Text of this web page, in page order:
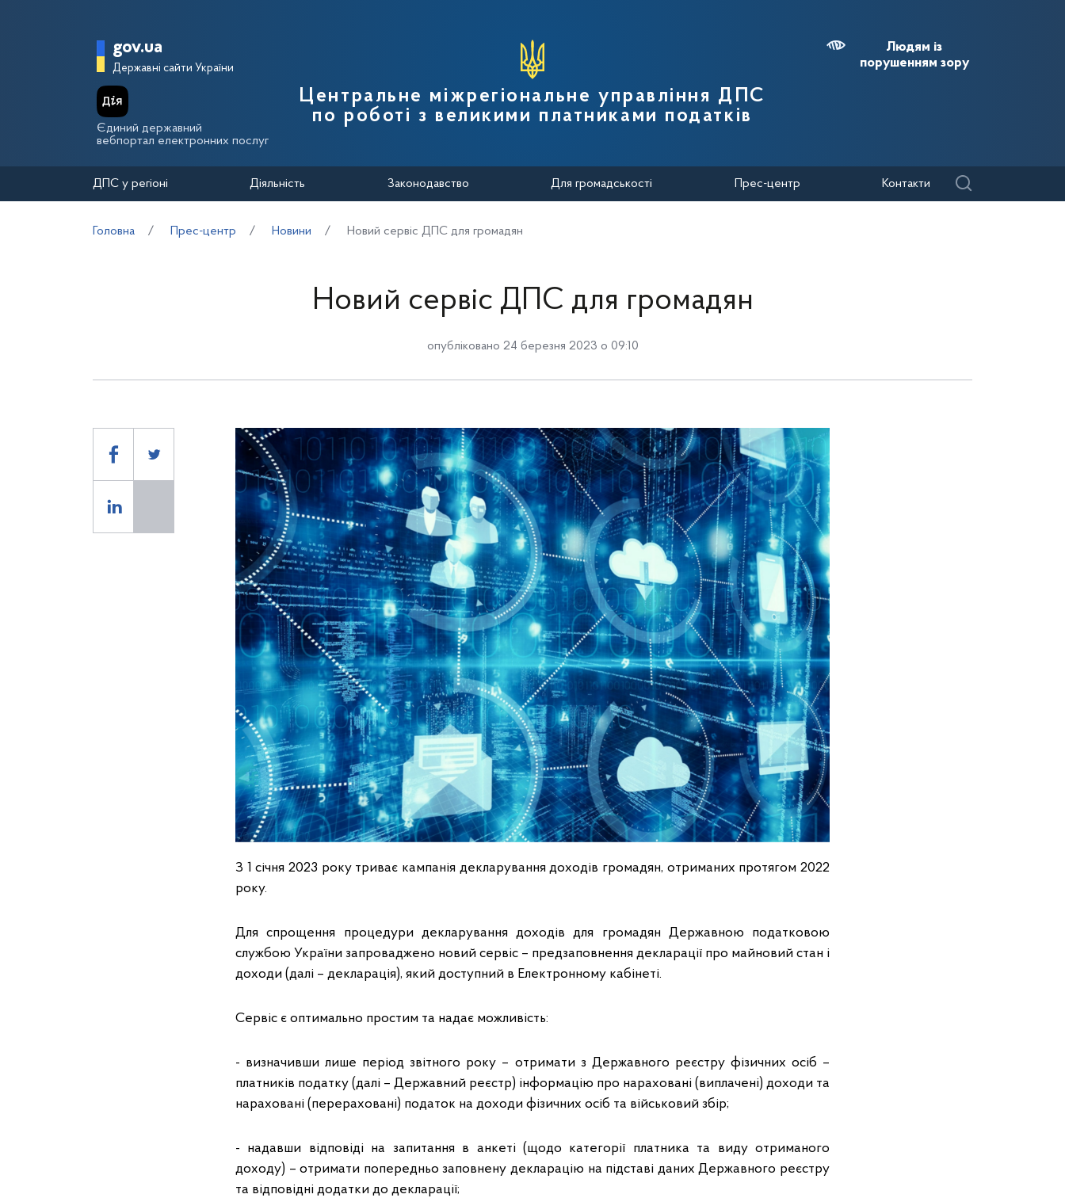
Головна сторінка Державної податкової служби України
gov.ua
Державні сайти України
Єдиний державний
вебпортал електронних послуг
Центральне міжрегіональне управління ДПС
по роботі з великими платниками податків
Людям із
порушенням зору
ДПС у регіоні Діяльність Законодавство Для громадськості Прес-центр Контакти
Головна Прес-центр Новини Новий сервіс ДПС для громадян
Новий сервіс ДПС для громадян
опубліковано 24 березня 2023 о 09:10
З 1 січня 2023 року триває кампанія декларування доходів громадян, отриманих протягом 2022
року.
Для спрощення процедури декларування доходів для громадян Державною податковою
службою України запроваджено новий сервіс – предзаповнення декларації про майновий стан і
доходи (далі – декларація), який доступний в Електронному кабінеті.
Сервіс є оптимально простим та надає можливість:
- визначивши лише період звітного року – отримати з Державного реєстру фізичних осіб –
платників податку (далі – Державний реєстр) інформацію про нараховані (виплачені) доходи та
нараховані (перераховані) податок на доходи фізичних осіб та військовий збір;
- надавши відповіді на запитання в анкеті (щодо категорії платника та виду отриманого
доходу) – отримати попередньо заповнену декларацію на підставі даних Державного реєстру
та відповідні додатки до декларації;